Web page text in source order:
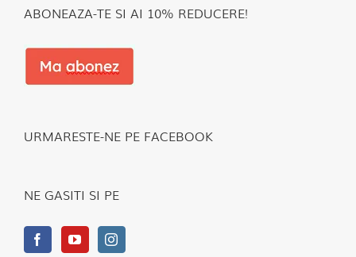
ABONEAZA-TE SI AI 10% REDUCERE!
URMARESTE-NE PE FACEBOOK
NE GASITI SI PE